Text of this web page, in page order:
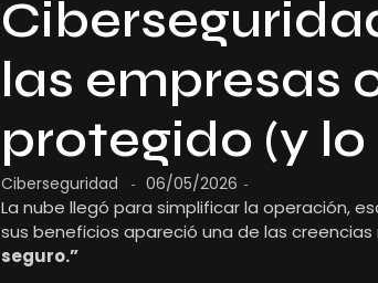
las empresas
protegido (y lo
Ciberseguridad - 06/05/2026 -
La nube llegó para simplificar la operación,
sus beneficios apareció una de las
seguro.”